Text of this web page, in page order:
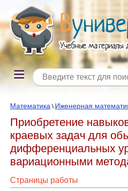
Математика \ Иженерная
Приобретение
краевых задач для
дифференциальных
вариационными
Страницы работы